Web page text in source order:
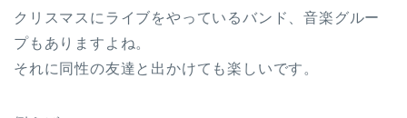
クリスマスにライブをやっているバンド、音楽グルー
プもありますよね。
それに同性の友達と出かけても楽しいです。